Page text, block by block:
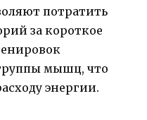
потратить
за короткое
мышц, что
энергии.